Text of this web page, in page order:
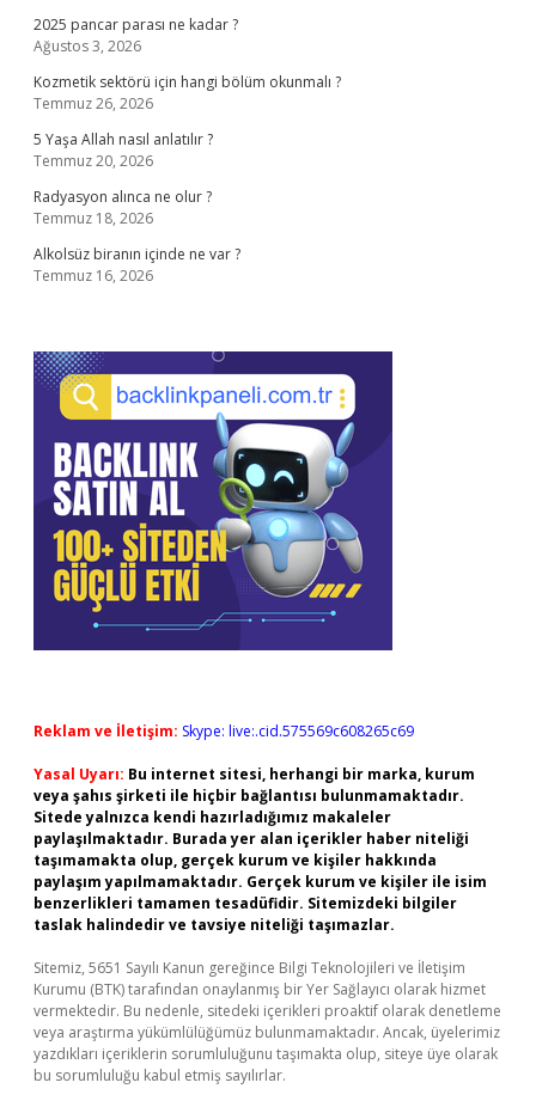
2025 pancar parası ne kadar ?
Ağustos 3, 2026
Kozmetik sektörü için hangi bölüm okunmalı ?
Temmuz 26, 2026
5 Yaşa Allah nasıl anlatılır ?
Temmuz 20, 2026
Radyasyon alınca ne olur ?
Temmuz 18, 2026
Alkolsüz biranın içinde ne var ?
Temmuz 16, 2026
Reklam ve İletişim: Skype: live:.cid.575569c608265c69
Yasal Uyarı: Bu internet sitesi, herhangi bir marka, kurum
veya şahıs şirketi ile hiçbir bağlantısı bulunmamaktadır.
Sitede yalnızca kendi hazırladığımız makaleler
paylaşılmaktadır. Burada yer alan içerikler haber niteliği
taşımamakta olup, gerçek kurum ve kişiler hakkında
paylaşım yapılmamaktadır. Gerçek kurum ve kişiler ile isim
benzerlikleri tamamen tesadüfidir. Sitemizdeki bilgiler
taslak halindedir ve tavsiye niteliği taşımazlar.
Sitemiz, 5651 Sayılı Kanun gereğince Bilgi Teknolojileri ve İletişim
Kurumu (BTK) tarafından onaylanmış bir Yer Sağlayıcı olarak hizmet
vermektedir. Bu nedenle, sitedeki içerikleri proaktif olarak denetleme
veya araştırma yükümlülüğümüz bulunmamaktadır. Ancak, üyelerimiz
yazdıkları içeriklerin sorumluluğunu taşımakta olup, siteye üye olarak
bu sorumluluğu kabul etmiş sayılırlar.